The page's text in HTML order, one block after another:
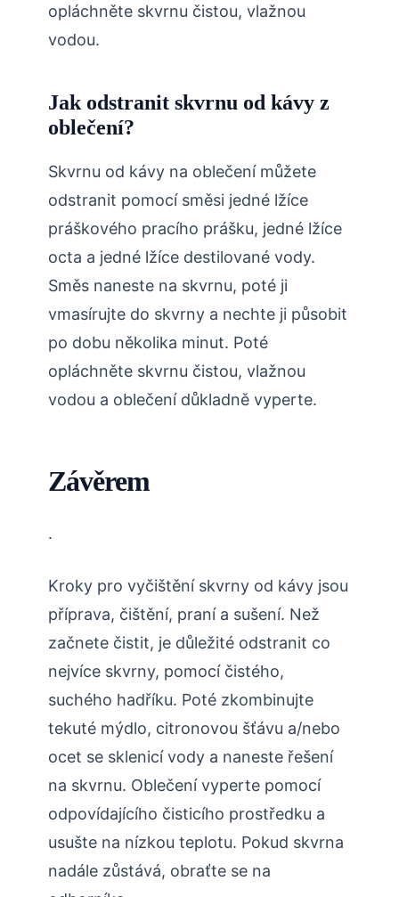
opláchněte skvrnu čistou, vlažnou
vodou.
Jak odstranit skvrnu od kávy z
oblečení?
Skvrnu od kávy na oblečení můžete
odstranit pomocí směsi jedné lžíce
práškového pracího prášku, jedné lžíce
octa a jedné lžíce destilované vody.
Směs naneste na skvrnu, poté ji
vmasírujte do skvrny a nechte ji působit
po dobu několika minut. Poté
opláchněte skvrnu čistou, vlažnou
vodou a oblečení důkladně vyperte.
Závěrem
.
Kroky pro vyčištění skvrny od kávy jsou
příprava, čištění, praní a sušení. Než
začnete čistit, je důležité odstranit co
nejvíce skvrny, pomocí čistého,
suchého hadříku. Poté zkombinujte
tekuté mýdlo, citronovou šťávu a/nebo
ocet se sklenicí vody a naneste řešení
na skvrnu. Oblečení vyperte pomocí
odpovídajícího čisticího prostředku a
usušte na nízkou teplotu. Pokud skvrna
nadále zůstává, obraťte se na